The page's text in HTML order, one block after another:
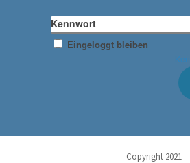
Kennwort
Eingeloggt bleiben
Copyright 2021